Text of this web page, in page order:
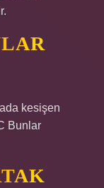
kesişen
Bunlar